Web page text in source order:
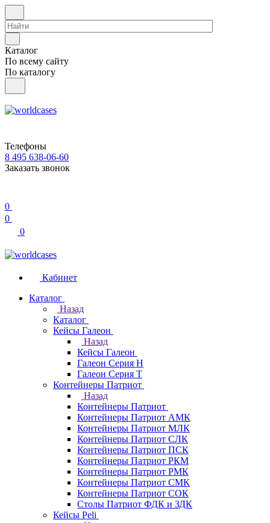
Каталог
По всему сайту
По каталогу
Телефоны
8 495 638-06-60
Заказать звонок
0
0
0
Кабинет
Каталог
Назад
Каталог
Кейсы Галеон
Назад
Кейсы Галеон
Галеон Серия Н
Галеон Серия Т
Контейнеры Патриот
Назад
Контейнеры Патриот
Контейнеры Патриот АМК
Контейнеры Патриот МЛК
Контейнеры Патриот CЛК
Контейнеры Патриот ПСК
Контейнеры Патриот РКМ
Контейнеры Патриот РМК
Контейнеры Патриот СМК
Контейнеры Патриот СОК
Столы Патриот ФДК и ЗДК
Кейсы Peli